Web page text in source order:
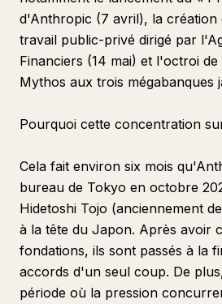
d'Anthropic (7 avril), la création
travail public-privé dirigé par
Financiers (14 mai) et l'octroi
Mythos aux trois mégabanques
Pourquoi cette concentration
Cela fait environ six mois
bureau de Tokyo en octobre
Hidetoshi Tojo (anciennement
à la tête du Japon. Après avoir
fondations, ils sont passés à la
accords d'un seul coup. De
période où la pression